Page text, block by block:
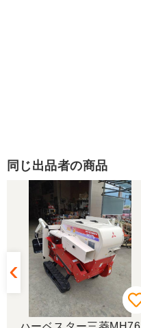
同じ出品者の商品